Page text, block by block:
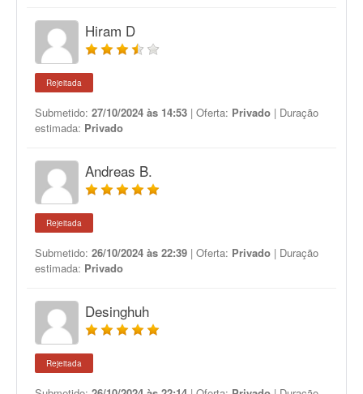
Hiram D
Rejeitada
Submetido: 27/10/2024 às 14:53 | Oferta: Privado | Duração
estimada: Privado
Andreas B.
Rejeitada
Submetido: 26/10/2024 às 22:39 | Oferta: Privado | Duração
estimada: Privado
Desinghuh
Rejeitada